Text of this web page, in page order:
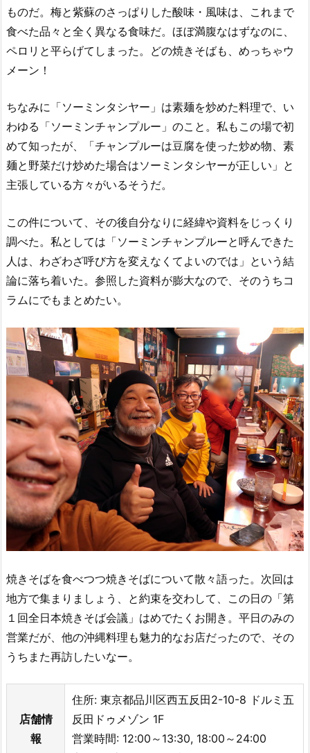
ものだ。梅と紫蘇のさっぱりした酸味・風味は、これまで
食べた品々と全く異なる食味だ。ほぼ満腹なはずなのに、
ペロリと平らげてしまった。どの焼きそばも、めっちゃウ
メーン！
ちなみに「ソーミンタシヤー」は素麺を炒めた料理で、い
わゆる「ソーミンチャンプルー」のこと。私もこの場で初
めて知ったが、「チャンプルーは豆腐を使った炒め物、素
麺と野菜だけ炒めた場合はソーミンタシヤーが正しい」と
主張している方々がいるそうだ。
この件について、その後自分なりに経緯や資料をじっくり
調べた。私としては「ソーミンチャンプルーと呼んできた
人は、わざわざ呼び方を変えなくてよいのでは」という結
論に落ち着いた。参照した資料が膨大なので、そのうちコ
ラムにでもまとめたい。
焼きそばを食べつつ焼きそばについて散々語った。次回は
地方で集まりましょう、と約束を交わして、この日の「第
１回全日本焼きそば会議」はめでたくお開き。平日のみの
営業だが、他の沖縄料理も魅力的なお店だったので、その
うちまた再訪したいなー。
店舗情
報
住所: 東京都品川区西五反田2-10-8 ドルミ五
反田ドゥメゾン 1F
営業時間: 12:00～13:30, 18:00～24:00